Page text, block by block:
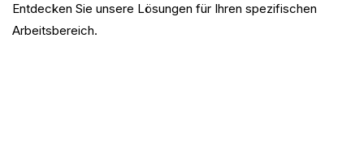
Entdecken Sie unsere Lösungen für Ihren spezifischen
Arbeitsbereich.